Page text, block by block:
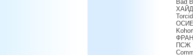
Bad
ПСЖ